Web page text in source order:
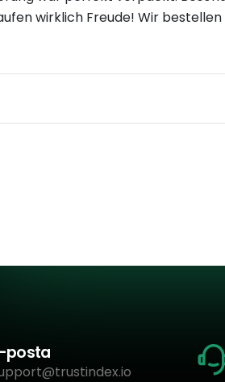
wirklich Freude! Wir
posta